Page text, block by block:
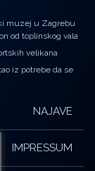
muzej u Zagrebu
od toplinskog vala
velikana
iz potrebe da se
NAJAVE
IMPRESSUM